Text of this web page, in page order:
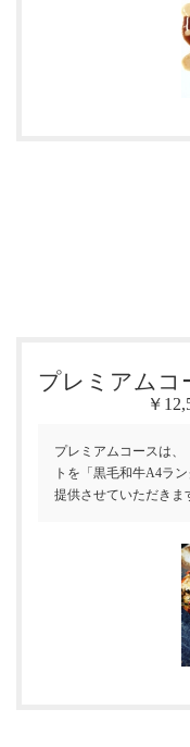
プレミアムコ
￥
プレミアムコースは
トを「黒毛和牛A4ラ
提供させていただきま